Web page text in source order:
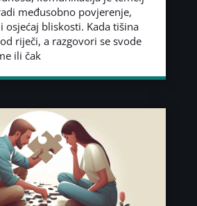
međusobno povjerenje,
osjećaj bliskosti. Kada tišina
riječi, a razgovori se svode
ili čak